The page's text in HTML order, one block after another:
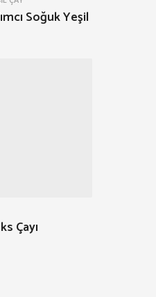
Soğuk Yeşil
Çayı